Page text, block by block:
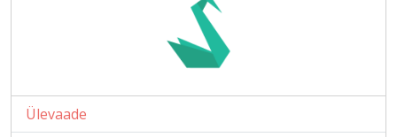
Ülevaade